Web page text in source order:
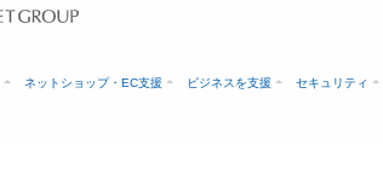
ネットショップ・EC支援 ビジネスを支援 セキュリティ